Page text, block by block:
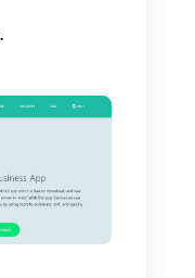
non è
utilizzare
utenti
e quindi
numero di
un device alla